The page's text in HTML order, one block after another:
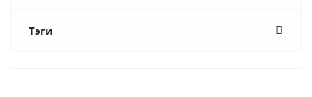
Тэги